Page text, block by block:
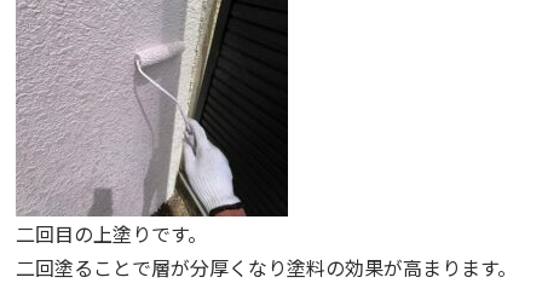
二回目の上塗りです。
二回塗ることで層が分厚くなり塗料の効果が高まります。